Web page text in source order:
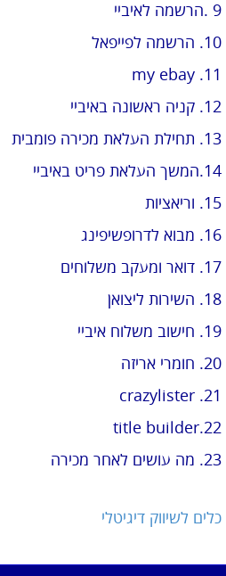
9 .הרשמה לאיביי
10. הרשמה לפייפאל
11. my ebay
12. קניה ראשונה באיביי
13. תחילת העלאת מכירה פומבית
14.המשך העלאת פריט באיביי
15. וריאציות
16. מבוא לדרופשיפינג
17. דואר ומעקב משלוחים
18. השירות ליצואן
19. חישוב משלוח איביי
20. חומרי אריזה
21. crazylister
22.title builder
23. מה עושים לאחר מכירה
כלים לשיווק דיגיטלי